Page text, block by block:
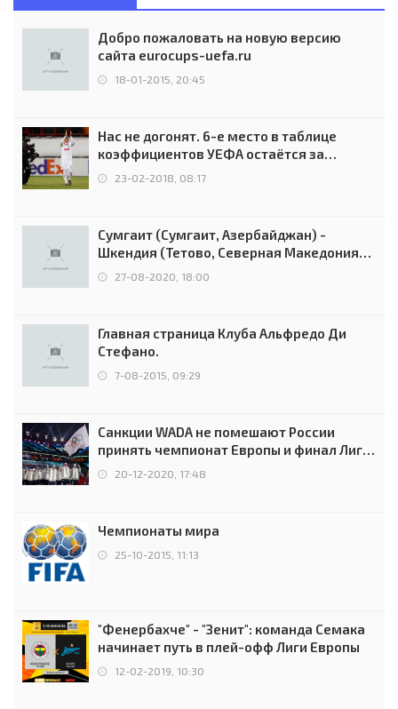
Добро пожаловать на новую версию
сайта eurocups-uefa.ru
18-01-2015, 20:45
Нас не догонят. 6-е место в таблице
коэффициентов УЕФА остаётся за
Россией
23-02-2018, 08:17
Сумгаит (Сумгаит, Азербайджан) -
Шкендия (Тетово, Северная Македония) -
0:2 (0:0)
27-08-2020, 18:00
Главная страница Клуба Альфредо Ди
Стефано.
7-08-2015, 09:29
Санкции WADA не помешают России
принять чемпионат Европы и финал Лиги
чемпионов.
20-12-2020, 17:48
Чемпионаты мира
25-10-2015, 11:13
"Фенербахче" - "Зенит": команда Семака
начинает путь в плей-офф Лиги Европы
12-02-2019, 10:30